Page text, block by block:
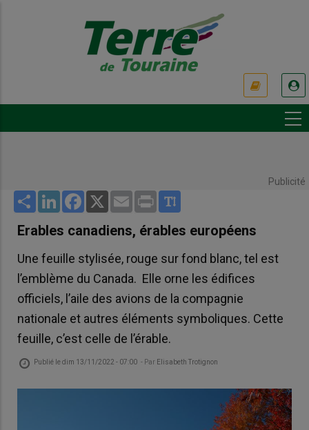
Publicité
Share LinkedInFacebook
X Email Print
Erables canadiens, érables européens
Une feuille stylisée, rouge sur fond blanc, tel est
l’emblème du Canada. Elle orne les édifices
officiels, l’aile des avions de la compagnie
nationale et autres éléments symboliques. Cette
feuille, c’est celle de l’érable.
Publié ledim 13/11/2022 - 07:00 - Par Elisabeth Trotignon